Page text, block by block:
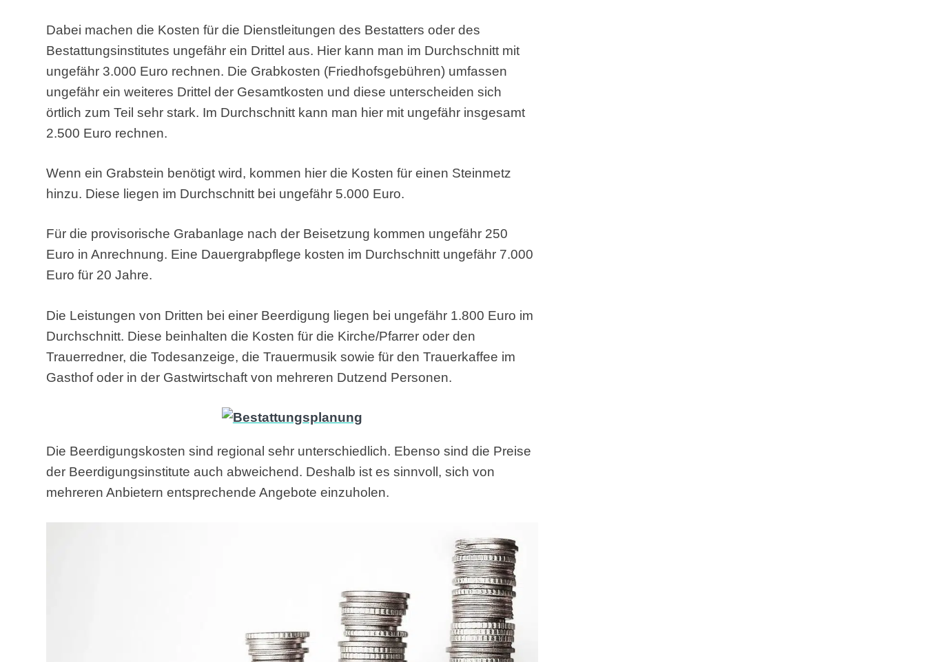
Dabei machen die Kosten für die Dienstleitungen des Bestatters oder des
Bestattungsinstitutes ungefähr ein Drittel aus. Hier kann man im Durchschnitt mit
ungefähr 3.000 Euro rechnen. Die Grabkosten (Friedhofsgebühren) umfassen
ungefähr ein weiteres Drittel der Gesamtkosten und diese unterscheiden sich
örtlich zum Teil sehr stark. Im Durchschnitt kann man hier mit ungefähr insgesamt
2.500 Euro rechnen.
Wenn ein Grabstein benötigt wird, kommen hier die Kosten für einen Steinmetz
hinzu. Diese liegen im Durchschnitt bei ungefähr 5.000 Euro.
Für die provisorische Grabanlage nach der Beisetzung kommen ungefähr 250
Euro in Anrechnung. Eine Dauergrabpflege kosten im Durchschnitt ungefähr 7.000
Euro für 20 Jahre.
Die Leistungen von Dritten bei einer Beerdigung liegen bei ungefähr 1.800 Euro im
Durchschnitt. Diese beinhalten die Kosten für die Kirche/Pfarrer oder den
Trauerredner, die Todesanzeige, die Trauermusik sowie für den Trauerkaffee im
Gasthof oder in der Gastwirtschaft von mehreren Dutzend Personen.
Die Beerdigungskosten sind regional sehr unterschiedlich. Ebenso sind die Preise
der Beerdigungsinstitute auch abweichend. Deshalb ist es sinnvoll, sich von
mehreren Anbietern entsprechende Angebote einzuholen.